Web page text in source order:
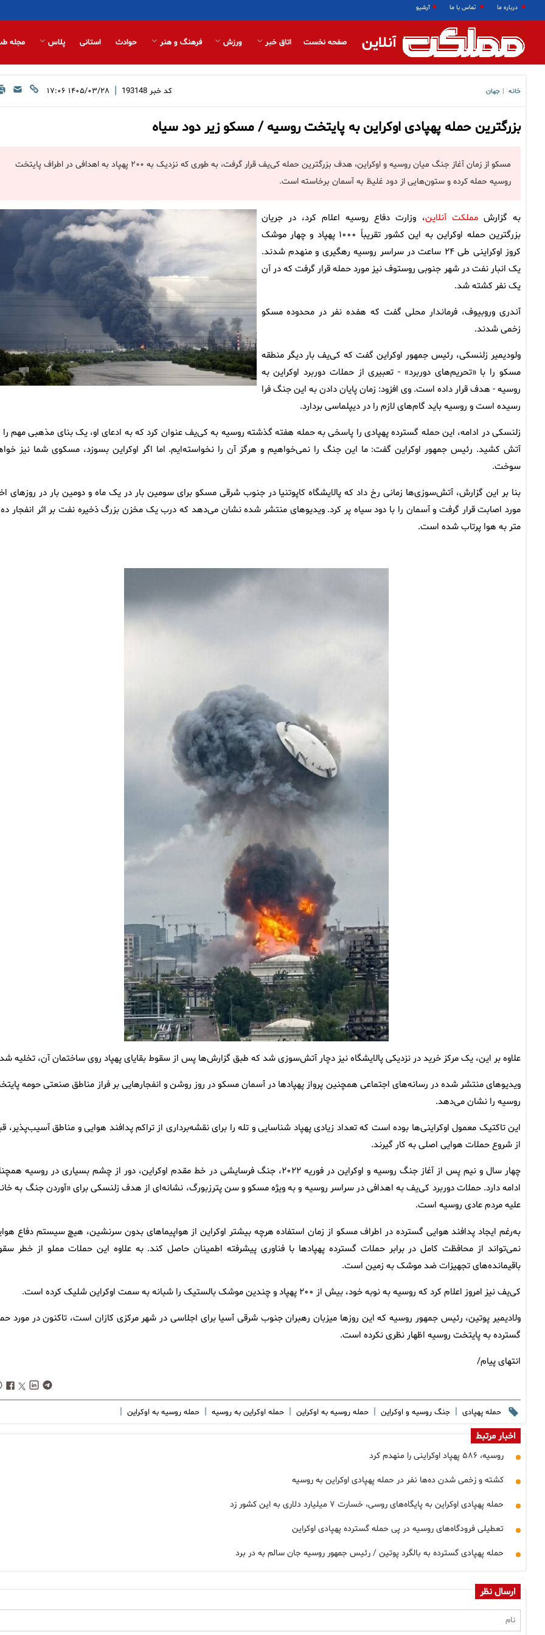
درباره ما تماس با ما آرشیو
آنلاین صفحه نخست اتاق خبر ورزش فرهنگ و هنر حوادث استانی پلاس مجله
خانه جهان کد خبر 193148
| ۱۴۰۵/۰۳/۲۸ ۱۷:۰۶
بزرگترین حمله پهپادی اوکراین به پایتخت روسیه / مسکو زیر دود سیاه
مسکو از زمان آغاز جنگ میان روسیه و اوکراین، هدف بزرگترین حمله کی‌یف قرار گرفت، به طوری که نزدیک به ۲۰۰ پهپاد به اهدافی در اطراف پایتخت
روسیه حمله کرده و ستون‌هایی از دود غلیظ به آسمان برخاسته است.
به گزارشمملکت آنلاین، وزارت دفاع روسیه اعلام کرد، در جریان
بزرگترین حمله اوکراین به این کشور تقریباً ۱۰۰۰ پهپاد و چهار موشک
کروز اوکراینی طی ۲۴ ساعت در سراسر روسیه رهگیری و منهدم شدند.
یک انبار نفت در شهر جنوبی روستوف نیز مورد حمله قرار گرفت که در آن
یک نفر کشته شد.
آندری وروبیوف، فرماندار محلی گفت که هفده نفر در محدوده مسکو
زخمی شدند.
ولودیمیر زلنسکی، رئیس جمهور اوکراین گفت که کی‌یف بار دیگر منطقه
مسکو را با «تحریم‌های دوربرد» - تعبیری از حملات دوربرد اوکراین به
روسیه - هدف قرار داده است. وی افزود: زمان پایان دادن به این جنگ فرا
رسیده است و روسیه باید گام‌های لازم را در دیپلماسی بردارد.
زلنسکی در ادامه، این حمله گسترده پهپادی را پاسخی به حمله هفته گذشته روسیه به کی‌یف عنوان کرد که به ادعای او، یک بنای مذهبی مهم را
آتش کشید. رئیس جمهور اوکراین گفت: ما این جنگ را نمی‌خواهیم و هرگز آن را نخواسته‌ایم. اما اگر اوکراین بسوزد، مسکوی شما نیز
سوخت.
بنا بر این گزارش، آتش‌سوزی‌ها زمانی رخ داد که پالایشگاه کاپوتنیا در جنوب شرقی مسکو برای سومین بار در یک ماه و دومین بار در روزهای
مورد اصابت قرار گرفت و آسمان را با دود سیاه پر کرد. ویدیوهای منتشر شده نشان می‌دهد که درب یک مخزن بزرگ ذخیره نفت بر اثر انفجار
متر به هوا پرتاب شده است.
علاوه بر این، یک مرکز خرید در نزدیکی پالایشگاه نیز دچار آتش‌سوزی شد که طبق گزارش‌ها پس از سقوط بقایای پهپاد روی ساختمان آن، تخلیه
ویدیوهای منتشر شده در رسانه‌های اجتماعی همچنین پرواز پهپادها در آسمان مسکو در روز روشن و انفجارهایی بر فراز مناطق صنعتی حومه
روسیه را نشان می‌دهد.
این تاکتیک معمول اوکراینی‌ها بوده است که تعداد زیادی پهپاد شناسایی و تله را برای نقشه‌برداری از تراکم پدافند هوایی و مناطق آسیب‌پذیر،
از شروع حملات هوایی اصلی به کار گیرند.
چهار سال و نیم پس از آغاز جنگ روسیه و اوکراین در فوریه ۲۰۲۲، جنگ فرسایشی در خط مقدم اوکراین، دور از چشم بسیاری در روسیه
ادامه دارد. حملات دوربرد کی‌یف به اهدافی در سراسر روسیه و به ویژه مسکو و سن پترزبورگ، نشانه‌ای از هدف زلنسکی برای «آوردن جنگ به
علیه مردم عادی روسیه است.
به‌رغم ایجاد پدافند هوایی گسترده در اطراف مسکو از زمان استفاده هرچه بیشتر اوکراین از هواپیماهای بدون سرنشین، هیچ سیستم دفاع
نمی‌تواند از محافظت کامل در برابر حملات گسترده پهپادها با فناوری پیشرفته اطمینان حاصل کند. به علاوه این حملات مملو از خطر
باقیمانده‌های تجهیزات ضد موشک به زمین است.
کی‌یف نیز امروز اعلام کرد که روسیه به نوبه خود، بیش از ۲۰۰ پهپاد و چندین موشک بالستیک را شبانه به سمت اوکراین شلیک کرده است.
ولادیمیر پوتین، رئیس جمهور روسیه که این روزها میزبان رهبران جنوب شرقی آسیا برای اجلاسی در شهر مرکزی کازان است، تاکنون در مورد
گسترده به پایتخت روسیه اظهار نظری نکرده است.
انتهای پیام/
حمله پهپادی | جنگ روسیه و اوکراین | حمله روسیه به اوکراین | حمله اوکراین به روسیه | حمله روسيه به اوكراين |
اخبار مرتبط
روسیه، ۵۸۶ پهپاد اوکراینی را منهدم کرد
کشته و زخمی شدن ده‌ها نفر در حمله پهپادی اوکراین به روسیه
حمله پهپادی اوکراین به پایگاه‌های روسی، خسارت ۷ میلیارد دلاری به این کشور زد
تعطیلی فرودگاه‌های روسیه در پی حمله گسترده پهپادی اوکراین
حمله پهپادی گسترده به بالگرد پوتین / رئیس جمهور روسیه جان سالم به در برد
ارسال نظر